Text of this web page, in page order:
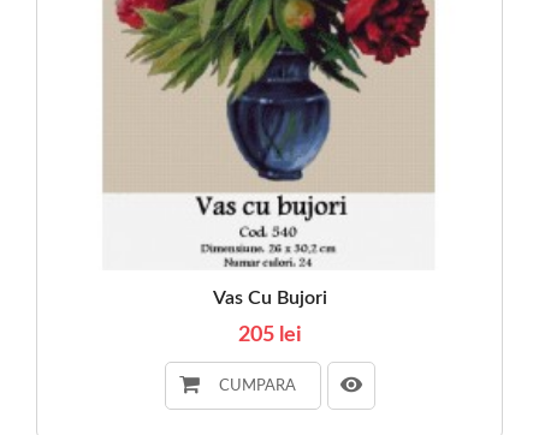
Vas Cu Bujori
205 lei
CUMPARA